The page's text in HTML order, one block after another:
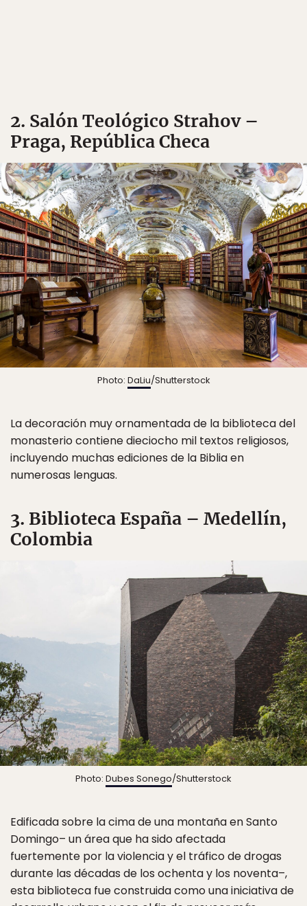
2. Salón Teológico Strahov –
Praga, República Checa
Photo: DaLiu/Shutterstock
La decoración muy ornamentada de la biblioteca del
monasterio contiene dieciocho mil textos religiosos,
incluyendo muchas ediciones de la Biblia en
numerosas lenguas.
3. Biblioteca España – Medellín,
Colombia
Photo: Dubes Sonego/Shutterstock
Edificada sobre la cima de una montaña en Santo
Domingo– un área que ha sido afectada
fuertemente por la violencia y el tráfico de drogas
durante las décadas de los ochenta y los noventa–,
esta biblioteca fue construida como una iniciativa de